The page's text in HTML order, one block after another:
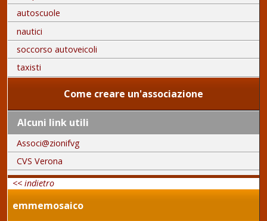
autoscuole
nautici
soccorso autoveicoli
taxisti
Come creare un'associazione
Alcuni link utili
Associ@zionifvg
CVS Verona
<< indietro
emmemosaico